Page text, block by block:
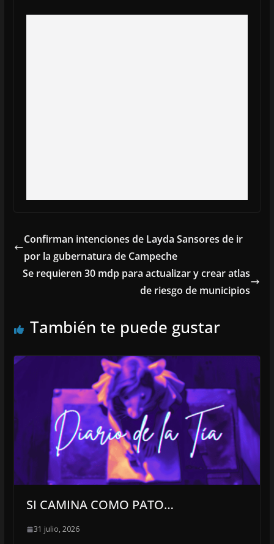
Confirman intenciones de Layda Sansores de ir
por la gubernatura de Campeche
Se requieren 30 mdp para actualizar y crear atlas
de riesgo de municipios
También te puede gustar
SI CAMINA COMO PATO…
31 julio, 2026